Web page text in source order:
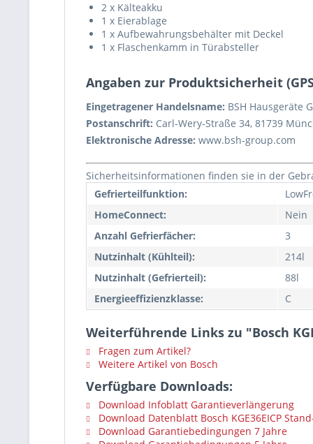
2 x Kälteakku
1 x Eierablage
1 x Aufbewahrungsbehälter mit Deckel
1 x Flaschenkamm in Türabsteller
Angaben zur Produktsicherheit
Eingetragener Handelsname: BSH Hausgeräte
Postanschrift: Carl-Wery-Straße 34, 81739
Elektronische Adresse: www.bsh-group.com
Sicherheitsinformationen finden sie in der
Gefrierteilfunktion:
HomeConnect:
Nein
Anzahl Gefrierfächer:
3
Nutzinhalt (Kühlteil):
214l
Nutzinhalt (Gefrierteil):
88l
Energieeffizienzklasse:
C
Weiterführende Links zu "Bosch
Fragen zum Artikel?
Weitere Artikel von Bosch
Verfügbare Downloads:
Download Infoblatt Garantieverlängerung
Download Datenblatt Bosch KGE36EICP
Download Garantiebedingungen 7 Jahre